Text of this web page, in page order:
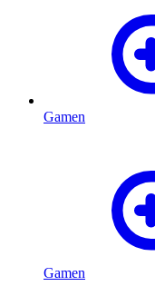
Gamen
Gamen